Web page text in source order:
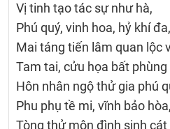
Vị tinh tạo tác sự như hà,
Phú quý, vinh hoa, hỷ khí đa,
Mai táng tiến lâm quan lộc
Tam tai, cửu họa bất phùng
Hôn nhân ngộ thử gia phú
Phu phụ tề mi, vĩnh bảo hòa,
Tòng thử môn đình sinh cát